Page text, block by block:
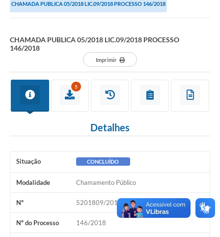
Transparência
Audiências Públicas
Arquivos para Download
Carta de Serviços
Turismo
CHAMADA PUBLICA 05/2018 LIC.09/2018 PROCESSO 146/2018
CHAMADA PUBLICA 05/2018 LIC.09/2018 PROCESSO
146/2018
Imprimir
5
Detalhes
Situação CONCLUÍDO
Modalidade Chamamento Público
Nº 5201809/2018
Nº do Processo 146/2018